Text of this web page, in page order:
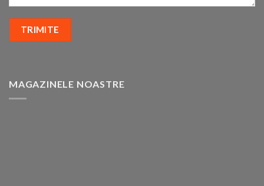
MAGAZINELE NOASTRE